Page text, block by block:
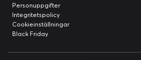
Personuppgifter
Integritetspolicy
Cookieinställningar
Black Friday